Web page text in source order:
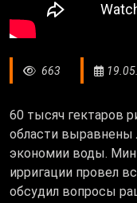
663
60 тысяч гектаров
области
экономии воды.
ирригации провел
обсудил вопросы